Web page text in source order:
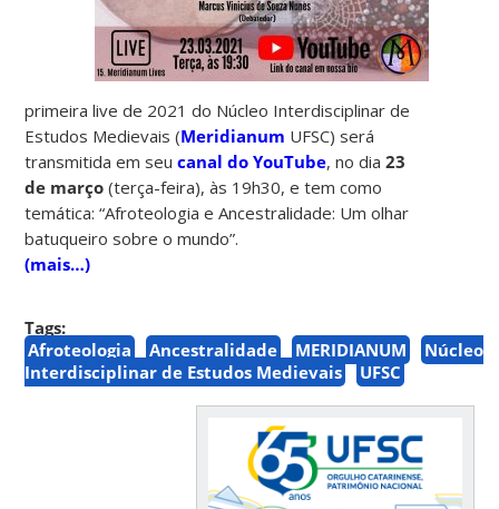
primeira live de 2021 do Núcleo Interdisciplinar de
Estudos Medievais (Meridianum UFSC) será
transmitida em seucanal do YouTube, no dia23
de março (terça-feira), às 19h30, e tem como
temática: “Afroteologia e Ancestralidade: Um olhar
batuqueiro sobre o mundo”.
(mais…)
Tags:
Afroteologia
Ancestralidade MERIDIANUM
Núcleo
Interdisciplinar de Estudos Medievais
UFSC